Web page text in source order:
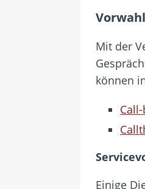
Mit der
können
Einige